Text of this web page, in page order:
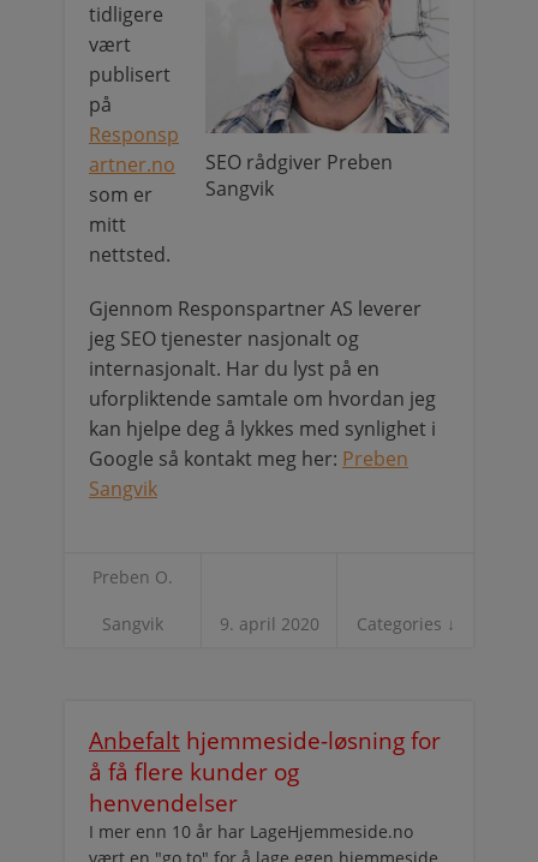
SEO rådgiver Preben
Sangvik
tidligere
vært
publisert
på
Responsp
artner.no
som er
mitt
nettsted.
Gjennom Responspartner AS leverer
jeg SEO tjenester nasjonalt og
internasjonalt. Har du lyst på en
uforpliktende samtale om hvordan jeg
kan hjelpe deg å lykkes med synlighet i
Google så kontakt meg her: Preben
Sangvik
Preben O.
Sangvik 9. april 2020 Categories ↓
Anbefalt hjemmeside-løsning for
å få flere kunder og
henvendelser
I mer enn 10 år har LageHjemmeside.no